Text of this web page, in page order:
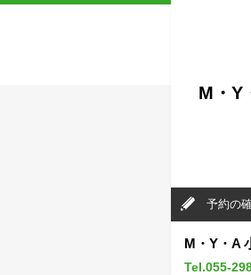
M・Y
予約の
M・Y・A
Tel.055-